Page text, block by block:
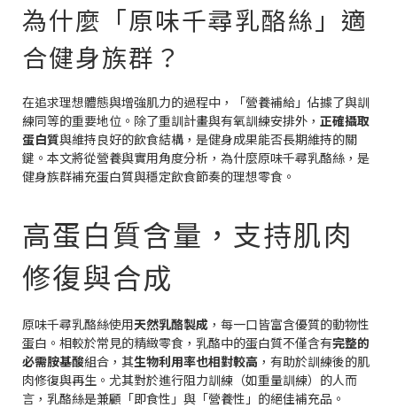
為什麼「原味千尋乳酪絲」適
合健身族群？
在追求理想體態與增強肌力的過程中，「營養補給」佔據了與訓
練同等的重要地位。除了重訓計畫與有氧訓練安排外， 正確攝取
蛋白質與維持良好的飲食結構，是健身成果能否長期維持的關
鍵。本文將從營養與實用角度分析，為什麼原味千尋乳酪絲，是
健身族群補充蛋白質與穩定飲食節奏的理想零食。
高蛋白質含量，支持肌肉
修復與合成
原味千尋乳酪絲使用天然乳酪製成 ，每一口皆富含優質的動物性
蛋白。相較於常見的精緻零食，乳酪中的蛋白質不僅含有完整的
必需胺基酸組合，其生物利用率也相對較高 ，有助於訓練後的肌
肉修復與再生。尤其對於進行阻力訓練（如重量訓練）的人而
言，乳酪絲是兼顧「即食性」與「營養性」的絕佳補充品。